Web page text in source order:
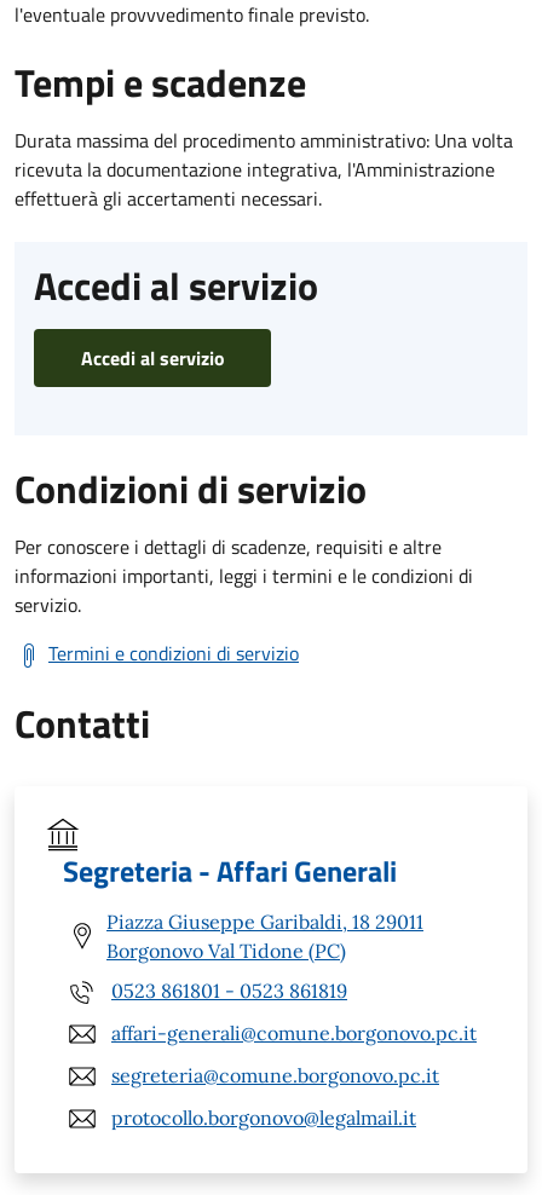
l'eventuale provvvedimento finale previsto.
Tempi e scadenze
Durata massima del procedimento amministrativo: Una volta
ricevuta la documentazione integrativa, l'Amministrazione
effettuerà gli accertamenti necessari.
Accedi al servizio
Accedi al servizio
Condizioni di servizio
Per conoscere i dettagli di scadenze, requisiti e altre
informazioni importanti, leggi i termini e le condizioni di
servizio.
Termini e condizioni di servizio
Contatti
Segreteria - Affari Generali
Piazza Giuseppe Garibaldi, 18 29011
Borgonovo Val Tidone (PC)
0523 861801 - 0523 861819
affari-generali@comune.borgonovo.pc.it
segreteria@comune.borgonovo.pc.it
protocollo.borgonovo@legalmail.it